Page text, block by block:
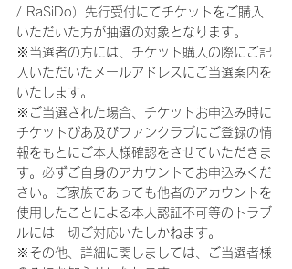
/ RaSiDo）先行受付にてチケットをご購入
いただいた方が抽選の対象となります。
※当選者の方には、チケット購入の際にご記
入いただいたメールアドレスにご当選案内を
いたします。
※ご当選された場合、チケットお申込み時に
チケットぴあ及びファンクラブにご登録の情
報をもとにご本人様確認をさせていただきま
す。必ずご自身のアカウントでお申込みくだ
さい。ご家族であっても他者のアカウントを
使用したことによる本人認証不可等のトラブ
ルには一切ご対応いたしかねます。
※その他、詳細に関しましては、ご当選者様